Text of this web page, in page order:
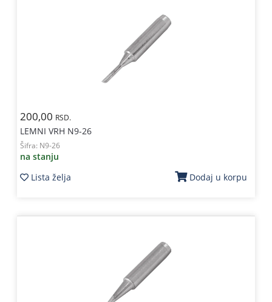
200,00 RSD.
LEMNI VRH N9-26
Šifra: N9-26
na stanju
Lista želja
Dodaj u korpu